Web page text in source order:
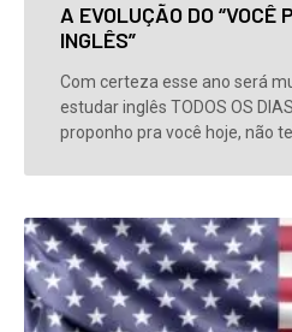
A EVOLUÇÃO DO “VOCÊ
INGLÊS”
Com certeza esse ano será
estudar inglês TODOS OS
proponho pra você hoje, não